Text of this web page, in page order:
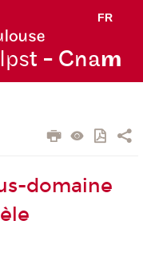
FR
Ipst - Cnam
domaine